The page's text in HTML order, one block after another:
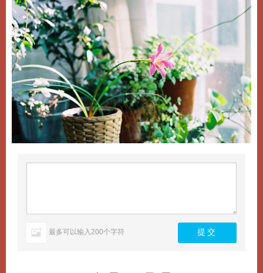
最多可以输入200个字符